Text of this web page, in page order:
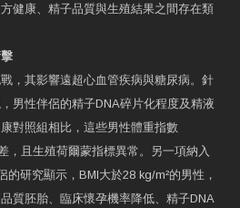
健康、精子品質與生殖結果之間存在類
，其影響遠超心血管疾病與糖尿病。針
男性伴侶的精子DNA碎片化程度及精液
對照組相比，這些男性體重指數
，且生殖荷爾蒙指標異常。另一項納入
研究顯示，BMI大於28 kg/m²的男性，
質胚胎、臨床懷孕機率降低、精子DNA